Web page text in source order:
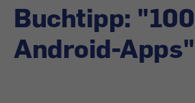
Buchtipp: "100
Android-Apps"